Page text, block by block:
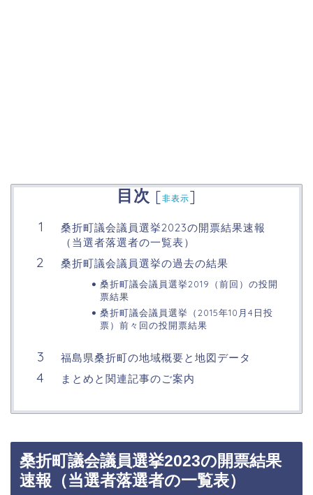
目次 [非表示]
桑折町議会議員選挙2023の開票結果速報
（当選者落選者の一覧表）
桑折町議会議員選挙の過去の結果
桑折町議会議員選挙2019（前回）の投開
票結果
桑折町議会議員選挙（2015年10月4日投
票）前々回の投開票結果
福島県桑折町の地域概要と地図データ
まとめと関連記事のご案内
桑折町議会議員選挙2023の開票結果
速報（当選者落選者の一覧表）